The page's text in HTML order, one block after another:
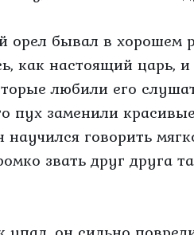
орел бывал в хорошем
как настоящий царь,
любили его
пух заменили
научился говорить
звать друг друга